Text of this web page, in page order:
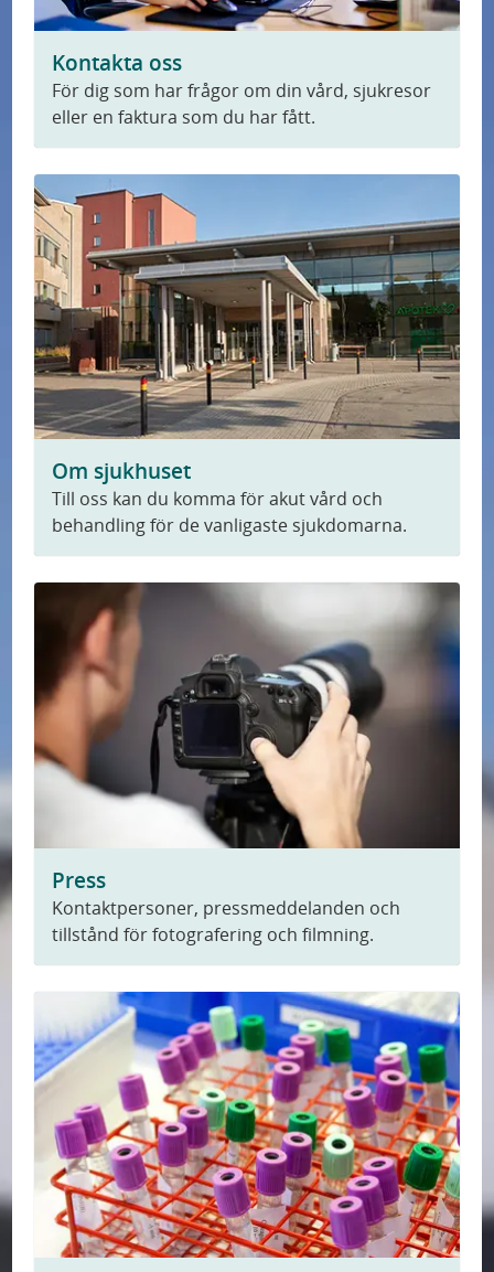
Press
Forskning
Patientsäkerhet
Nyheter
Kontakta oss
För dig som har frågor om din vård, sjukresor
eller en faktura som du har fått.
Om sjukhuset
Till oss kan du komma för akut vård och
behandling för de vanligaste sjukdomarna.
Press
Kontaktpersoner, pressmeddelanden och
tillstånd för fotografering och filmning.